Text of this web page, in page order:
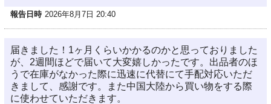
報告日時 2026年8月7日 20:40
届きました！1ヶ月くらいかかるのかと思っておりました
が、2週間ほどで届いて大変嬉しかったです。出品者のほ
うで在庫がなかった際に迅速に代替にて手配対応いただ
きまして、感謝です。また中国大陸から買い物をする際
に使わせていただきます。